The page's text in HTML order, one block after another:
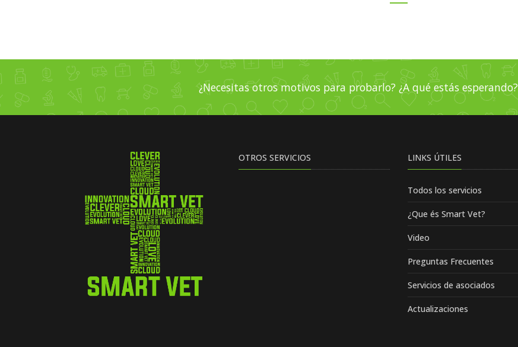
¿Necesitas otros motivos para probarlo? ¿A qué estás esperando?
OTROS SERVICIOS LINKS ÚTILES
Todos los servicios
¿Que és Smart Vet?
Video
Preguntas Frecuentes
Servicios de asociados
Actualizaciones